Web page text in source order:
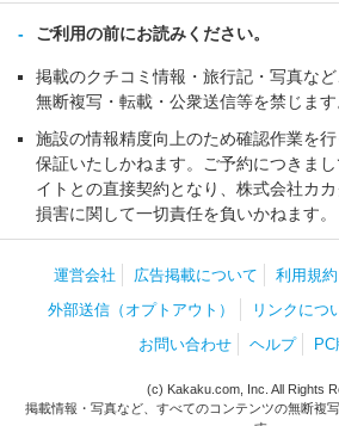
ご利用の前にお読みください。
掲載のクチコミ情報・旅行記・写真な
無断複写・転載・公衆送信等を禁じます
施設の情報精度向上のため確認作業を
保証いたしかねます。ご予約につきま
イトとの直接契約となり、株式会社カ
損害に関して一切責任を負いかねます。
運営会社 広告掲載について 利用規約
外部送信（オプトアウト）
リンクにつ
お問い合わせ
ヘルプ
(c) Kakaku.com, Inc. All Rights
掲載情報・写真など、すべてのコンテンツの無断複